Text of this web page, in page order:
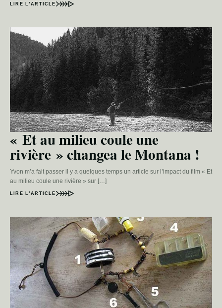
LIRE L’ARTICLE
« Et au milieu coule une
rivière » changea le Montana !
Yvon m’a fait passer il y a quelques temps un article sur l’impact du film « Et
au milieu coule une rivière » sur […]
LIRE L’ARTICLE